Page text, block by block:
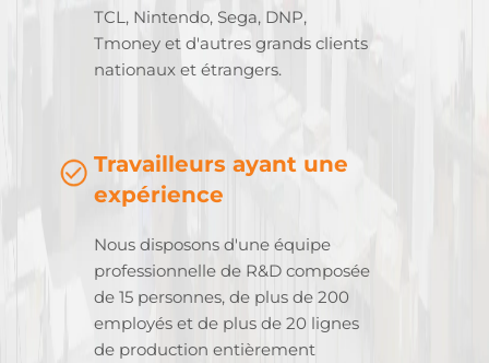
TCL, Nintendo, Sega, DNP,
Tmoney et d'autres grands clients
nationaux et étrangers.
Travailleurs ayant une
expérience
Nous disposons d'une équipe
professionnelle de R&D composée
de 15 personnes, de plus de 200
employés et de plus de 20 lignes
de production entièrement